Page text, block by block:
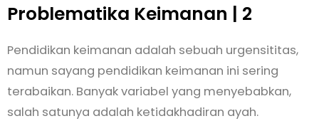
Problematika Keimanan | 2
Pendidikan keimanan adalah sebuah urgensititas,
namun sayang pendidikan keimanan ini sering
terabaikan. Banyak variabel yang menyebabkan,
salah satunya adalah ketidakhadiran ayah.